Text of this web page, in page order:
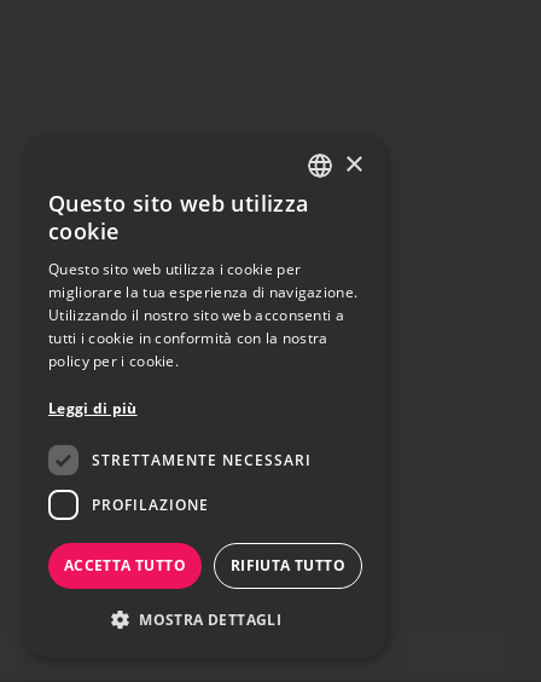
×
Questo sito web utilizza
cookie
Questo sito web utilizza i cookie per
migliorare la tua esperienza di navigazione.
Utilizzando il nostro sito web acconsenti a
tutti i cookie in conformità con la nostra
policy per i cookie.
Leggi di più
STRETTAMENTE NECESSARI
PROFILAZIONE
ACCETTA TUTTO RIFIUTA TUTTO
MOSTRA DETTAGLI